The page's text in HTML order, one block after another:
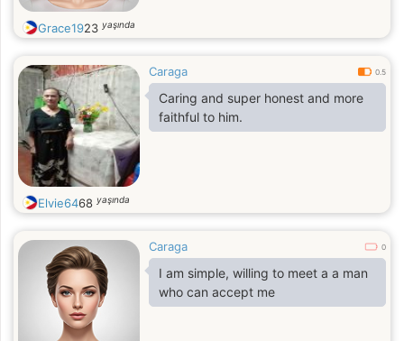
Grace1923 yaşında
Caraga 0.5
Caring and super honest and more
faithful to him.
Elvie6468 yaşında
Caraga 0
I am simple, willing to meet a a man
who can accept me